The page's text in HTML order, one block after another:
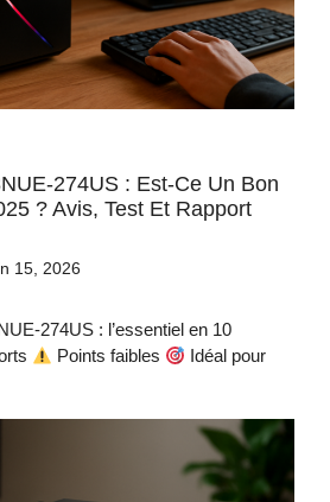
274US : Est-Ce Un Bon
? Avis, Test Et Rapport
15, 2026
274US : l’essentiel en 10
Points faibles
Idéal pour